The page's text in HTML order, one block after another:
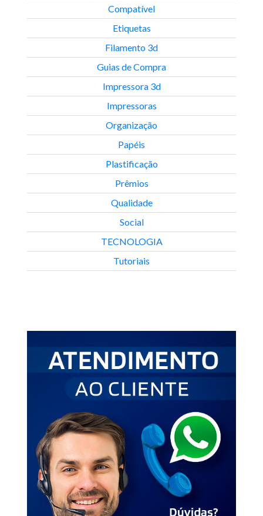
Compatível
Etiquetas
Filamento 3d
Guias de Compra
Impressora 3d
Impressoras
Organização
Papéis
Plastificação
Prêmios
Qualidade
Social
TECNOLOGIA
Tutoriais